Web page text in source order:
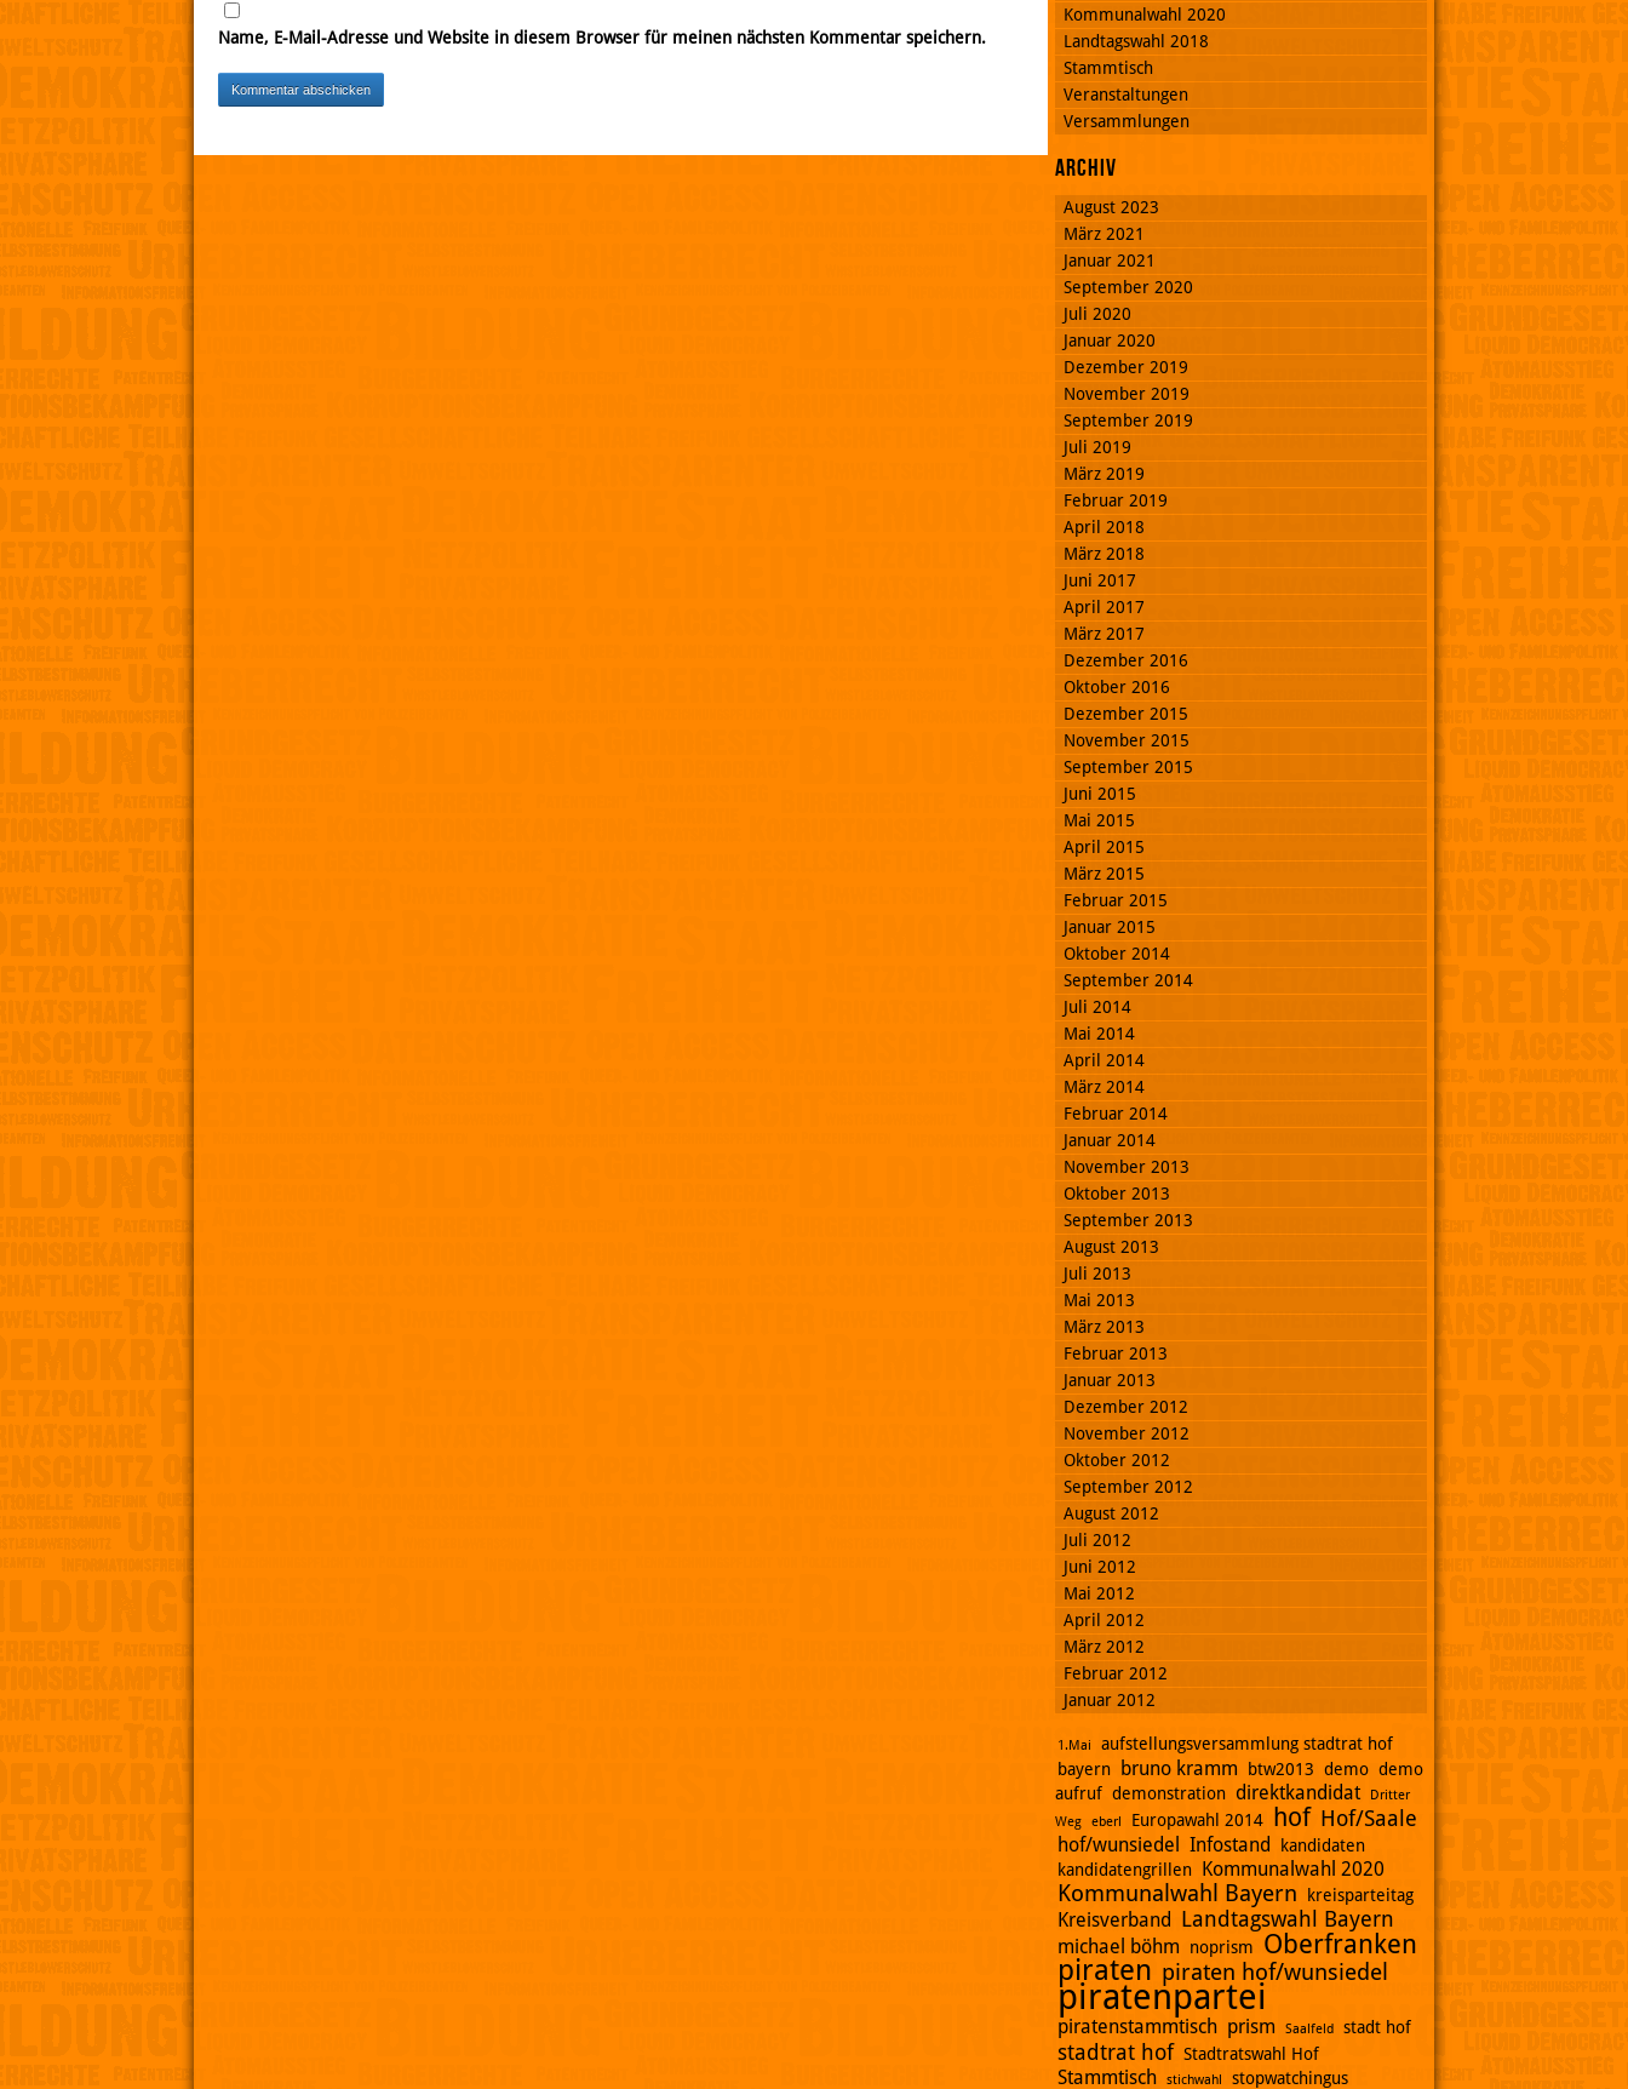
Name, E-Mail-Adresse und Website in diesem Browser für meinen nächsten Kommentar speichern.
Kommunalwahl 2020
Landtagswahl 2018
Stammtisch
Veranstaltungen
Versammlungen
Archiv
August 2023
März 2021
Januar 2021
September 2020
Juli 2020
Januar 2020
Dezember 2019
November 2019
September 2019
Juli 2019
März 2019
Februar 2019
April 2018
März 2018
Juni 2017
April 2017
März 2017
Dezember 2016
Oktober 2016
Dezember 2015
November 2015
September 2015
Juni 2015
Mai 2015
April 2015
März 2015
Februar 2015
Januar 2015
Oktober 2014
September 2014
Juli 2014
Mai 2014
April 2014
März 2014
Februar 2014
Januar 2014
November 2013
Oktober 2013
September 2013
August 2013
Juli 2013
Mai 2013
März 2013
Februar 2013
Januar 2013
Dezember 2012
November 2012
Oktober 2012
September 2012
August 2012
Juli 2012
Juni 2012
Mai 2012
April 2012
März 2012
Februar 2012
Januar 2012
1.Mai
aufstellungsversammlung stadtrat hof
bayern
bruno kramm btw2013 demo demo
aufruf demonstration direktkandidat
Dritter
Weg
eberl Europawahl 2014 hof Hof/Saale
hof/wunsiedel Infostand
kandidaten
kandidatengrillen Kommunalwahl 2020
Kommunalwahl Bayern kreisparteitag
Kreisverband Landtagswahl Bayern
michael böhm noprism Oberfranken
piraten piraten hof/wunsiedel
piratenpartei
piratenstammtisch prism Saalfeld stadt hof
stadtrat hof Stadtratswahl Hof
Stammtisch stichwahl stopwatchingus